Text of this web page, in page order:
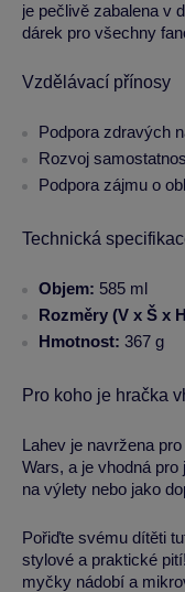
je pečlivě zabalena v
dárek pro všechny
Vzdělávací přínosy
Podpora zdravých
Rozvoj
Podpora zájmu o
Technická
Objem: 585 ml
Rozměry (V x Š x
Hmotnost: 367 g
Pro koho je hračka
Lahev je navržena
Wars, a je vhodná
na výlety nebo jako
Pořiďte svému dítěti
stylové a praktické
myčky nádobí a